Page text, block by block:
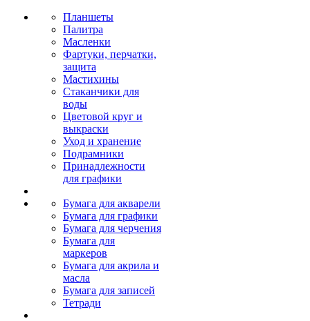
Планшеты
Палитра
Масленки
Фартуки, перчатки,
защита
Мастихины
Стаканчики для
воды
Цветовой круг и
выкраски
Уход и хранение
Подрамники
Принадлежности
для графики
Бумага для акварели
Бумага для графики
Бумага для черчения
Бумага для
маркеров
Бумага для акрила и
масла
Бумага для записей
Тетради